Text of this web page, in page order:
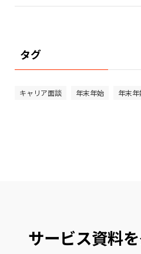
タグ
キャリア面談 年末年始 年末
サービス資料